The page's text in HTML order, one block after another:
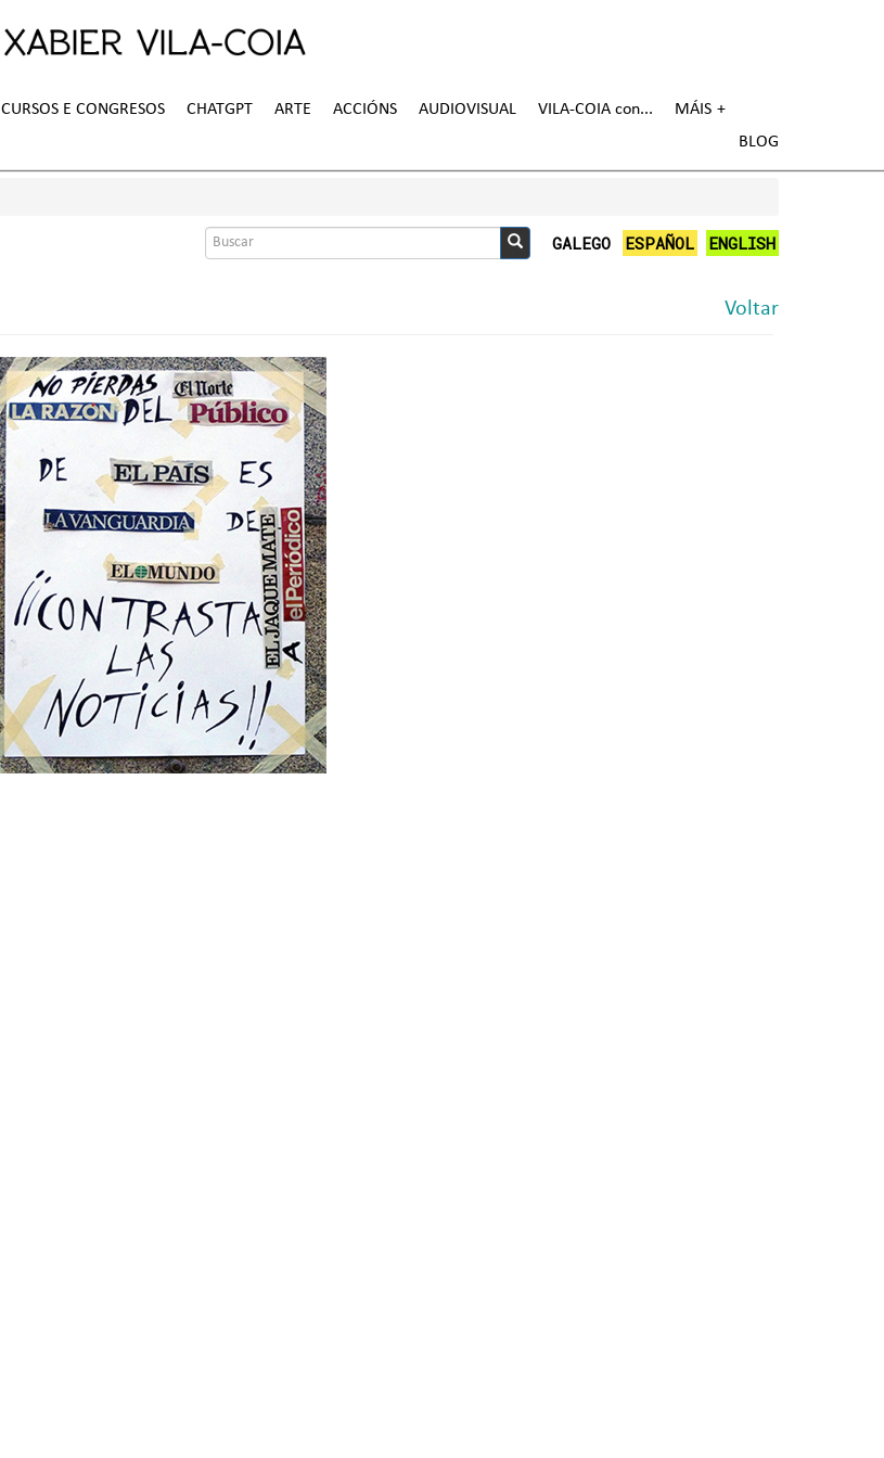
CURSOS E CONGRESOS CHATGPT ARTE ACCIÓNS AUDIOVISUAL VILA-COIA con
MÁIS
BLOG
Formulario
GALEGO ESPAÑOL ENGLISH
Voltar